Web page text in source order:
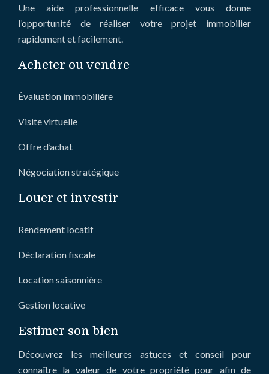
Une aide professionnelle efficace vous donne
l’opportunité de réaliser votre projet immobilier
rapidement et facilement.
Acheter ou vendre
Évaluation immobilière
Visite virtuelle
Offre d’achat
Négociation stratégique
Louer et investir
Rendement locatif
Déclaration fiscale
Location saisonnière
Gestion locative
Estimer son bien
Découvrez les meilleures astuces et conseil pour
connaître la valeur de votre propriété pour afin de